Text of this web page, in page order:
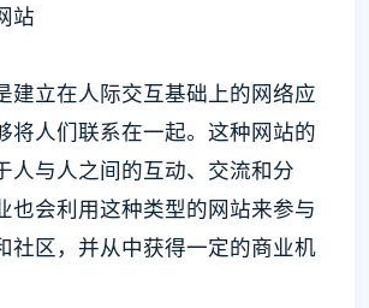
站
建立在人际交互基础上的网络应
将人们联系在一起。这种网站的
人与人之间的互动、交流和分
也会利用这种类型的网站来参与
社区，并从中获得一定的商业机